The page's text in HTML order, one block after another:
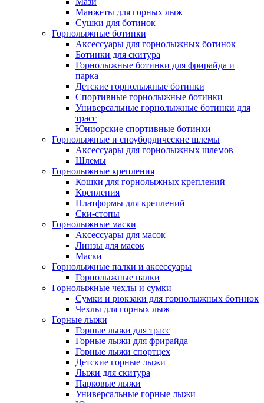
Манжеты для горных лыж
Сушки для ботинок
Горнолыжные ботинки
Аксессуары для горнолыжных ботинок
Ботинки для скитура
Горнолыжные ботинки для фрирайда и
парка
Детские горнолыжные ботинки
Спортивные горнолыжные ботинки
Универсальные горнолыжные ботинки для
трасс
Юниорские спортивные ботинки
Горнолыжные и сноубордические шлемы
Аксессуары для горнолыжных шлемов
Шлемы
Горнолыжные крепления
Кошки для горнолыжных креплений
Крепления
Платформы для креплений
Ски-стопы
Горнолыжные маски
Аксессуары для масок
Линзы для масок
Маски
Горнолыжные палки и аксессуары
Горнолыжные палки
Горнолыжные чехлы и сумки
Сумки и рюкзаки для горнолыжных ботинок
Чехлы для горных лыж
Горные лыжи
Горные лыжи для трасс
Горные лыжи для фрирайда
Горные лыжи спортцех
Детские горные лыжи
Лыжи для скитура
Парковые лыжи
Универсальные горные лыжи